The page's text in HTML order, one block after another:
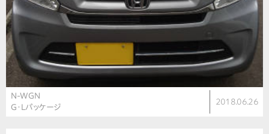
N-WGN
G・Lパッケージ
2018.06.26